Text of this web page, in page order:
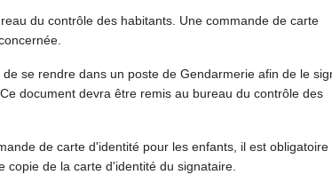
du contrôle des habitants. Une commande de carte
de se rendre dans un poste de Gendarmerie afin de le
document devra être remis au bureau du contrôle des
de carte d'identité pour les enfants, il est obligatoire
de la carte d'identité du signataire.